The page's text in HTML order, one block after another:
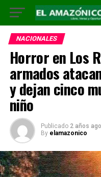
NACIONALES
Horror en Los
armados
y dejan cinco
niño
Publicado 2 años ago
By elamazonico